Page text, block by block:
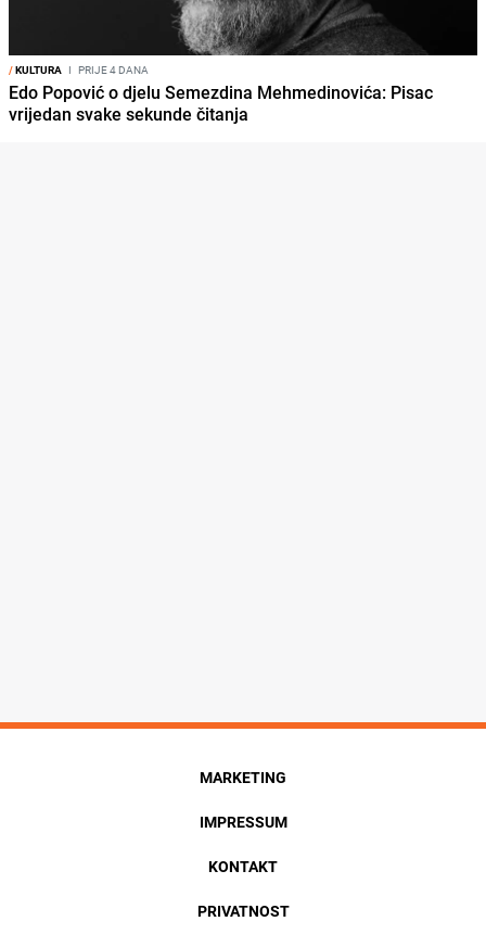
/KULTURA I PRIJE 4 DANA
Edo Popović o djelu Semezdina Mehmedinovića: Pisac
vrijedan svake sekunde čitanja
MARKETING
IMPRESSUM
KONTAKT
PRIVATNOST